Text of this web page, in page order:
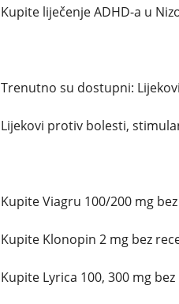
Kupite liječenje ADHD-a u
Trenutno su dostupni: Lijekovi
Lijekovi protiv bolesti,
Kupite Viagru 100/200 mg
Kupite Klonopin 2 mg bez
Kupite Lyrica 100, 300 mg